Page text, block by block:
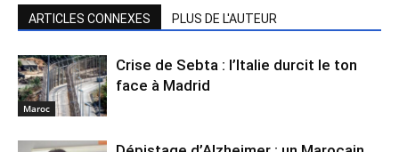
ARTICLES CONNEXES PLUS DE L'AUTEUR
Maroc
Crise de Sebta : l’Italie durcit le ton
face à Madrid